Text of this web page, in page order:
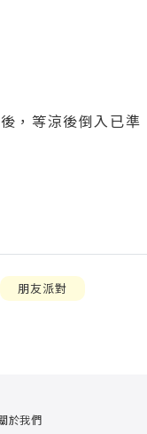
，等涼後倒入已準
朋友派對
關於我們